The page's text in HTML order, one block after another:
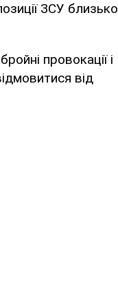
ЗСУ близько
провокації і
від